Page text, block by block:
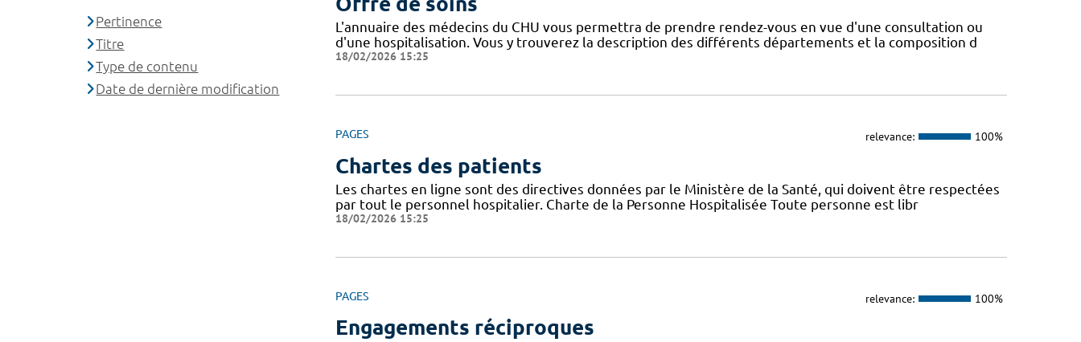
L'annuaire des médecins du CHU vous permettra de prendre rendez-vous en vue d'une consultation ou
d'une hospitalisation. Vous y trouverez la description des différents départements et la composition d
18/02/2026 15:25
PAGES relevance: 100%
Chartes des patients
Les chartes en ligne sont des directives données par le Ministère de la Santé, qui doivent être respectées
par tout le personnel hospitalier. Charte de la Personne Hospitalisée Toute personne est libr
18/02/2026 15:25
PAGES relevance: 100%
Engagements réciproques
Pertinence
Titre
Type de contenu
Date de dernière modification